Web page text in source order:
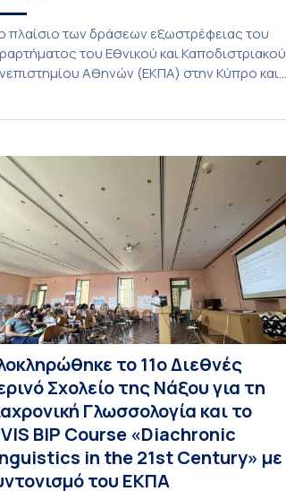
πλαίσιο των δράσεων εξωστρέφειας του
του Εθνικού και Καποδιστριακού
Αθηνών (ΕΚΠΑ) στην Κύπρο και
Επιχειρήσεων και Οργανισμών τον
του 2026, ο Κοσμήτορας της Σχολής
και Πολιτικών Επιστημών,
Νικόλαος Ηρειώτης, και ο Πρόεδρος
Τμήματος […]
το 11ο Διεθνές
Σχολείο της Νάξου για τη
Γλωσσολογία και το
BIP Course «Diachronic
in the 21st Century» με
του ΕΚΠΑ